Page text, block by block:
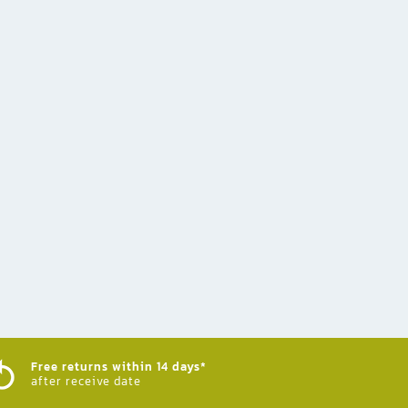
Free returns within 14 days*
after receive date